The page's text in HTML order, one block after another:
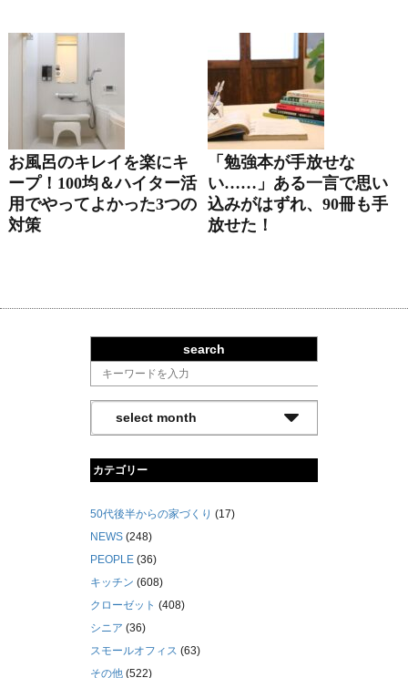
お風呂のキレイを楽にキ
ープ！100均＆ハイター活
用でやってよかった3つの
対策
「勉強本が手放せな
い……」ある一言で思い
込みがはずれ、90冊も手
放せた！
search
カテゴリー
50代後半からの家づくり (17)
NEWS (248)
PEOPLE (36)
キッチン (608)
クローゼット (408)
シニア (36)
スモールオフィス (63)
その他 (522)